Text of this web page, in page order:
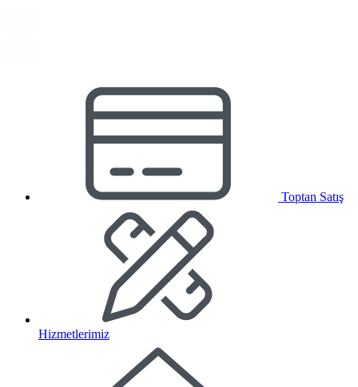
Toptan Satış
Hizmetlerimiz